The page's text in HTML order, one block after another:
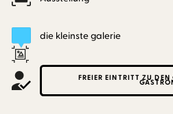
die kleinste galerie
FREIER EINTRITT ZU